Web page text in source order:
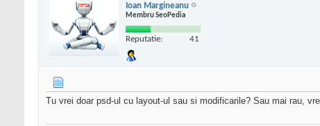
Ioan Margineanu
Membru SeoPedia
Reputatie: 41
Tu vrei doar psd-ul cu layout-ul sau si modificarile? Sau mai rau,